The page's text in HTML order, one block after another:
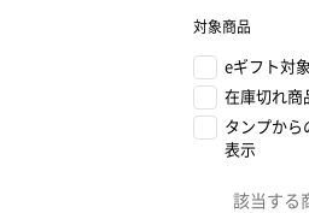
対象商品
eギフト対
在庫切れ商
タンプから
表示
該当する